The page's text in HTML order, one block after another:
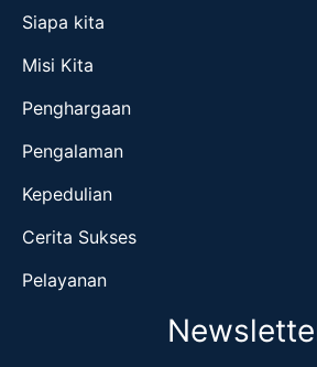
Siapa kita
Misi Kita
Penghargaan
Pengalaman
Kepedulian
Cerita Sukses
Pelayanan